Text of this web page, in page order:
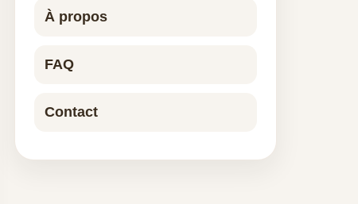
À propos
FAQ
Contact